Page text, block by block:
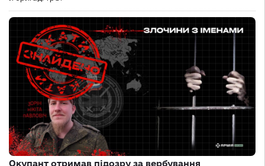
Окупант отримав підозру за вербування